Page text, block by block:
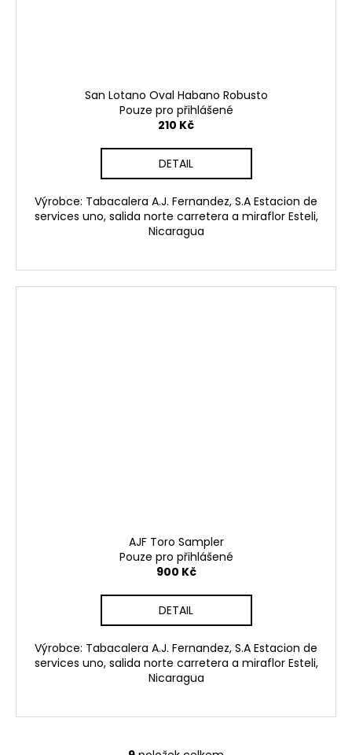
San Lotano Oval Habano Robusto
Pouze pro přihlášené
210 Kč
DETAIL
Výrobce: Tabacalera A.J. Fernandez, S.A Estacion de
services uno, salida norte carretera a miraflor Esteli,
Nicaragua
AJF Toro Sampler
Pouze pro přihlášené
900 Kč
DETAIL
Výrobce: Tabacalera A.J. Fernandez, S.A Estacion de
services uno, salida norte carretera a miraflor Esteli,
Nicaragua